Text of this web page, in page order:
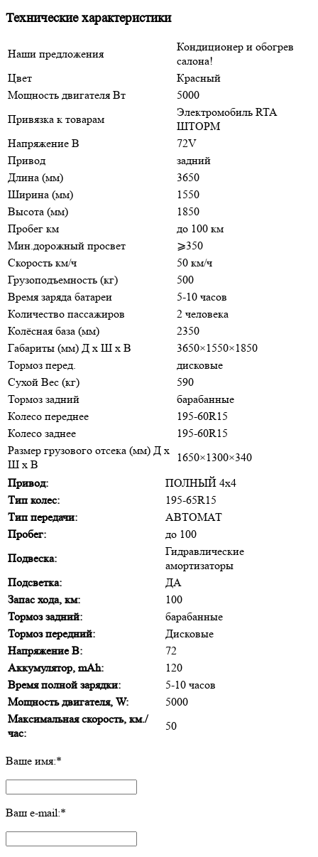
Технические характеристики
Наши предложения
Кондиционер и обогрев
салона!
Цвет
Красный
Мощность двигателя Вт
5000
Привязка к товарам
Электромобиль RTA
ШТОРМ
Напряжение В
72V
Привод
задний
Длина (мм)
3650
Ширина (мм)
1550
Высота (мм)
1850
Пробег км
до 100 км
Мин.дорожный просвет
⩾350
Скорость км/ч
50 км/ч
Грузоподъемность (кг)
500
Время заряда батареи
5-10 часов
Количество пассажиров
2 человека
Колёсная база (мм)
2350
Габариты (мм) Д x Ш x В
3650×1550×1850
Тормоз перед.
дисковые
Сухой Вес (кг)
590
Тормоз задний
барабанные
Колесо переднее
195-60R15
Колесо заднее
195-60R15
Размер грузового отсека (мм) Д x
Ш x В
1650×1300×340
Привод:
ПОЛНЫЙ 4х4
Тип колес:
195-65R15
Тип передачи:
АВТОМАТ
Пробег:
до 100
Подвеска:
Гидравлические
амортизаторы
Подсветка:
ДА
Запас хода, км:
100
Тормоз задний:
барабанные
Тормоз передний:
Дисковые
Напряжение В:
72
Аккумулятор, mAh:
120
Время полной зарядки:
5-10 часов
Мощность двигателя, W:
5000
Максимальная скорость, км./
час:
50
Ваше имя:*
Ваш e-mail:*